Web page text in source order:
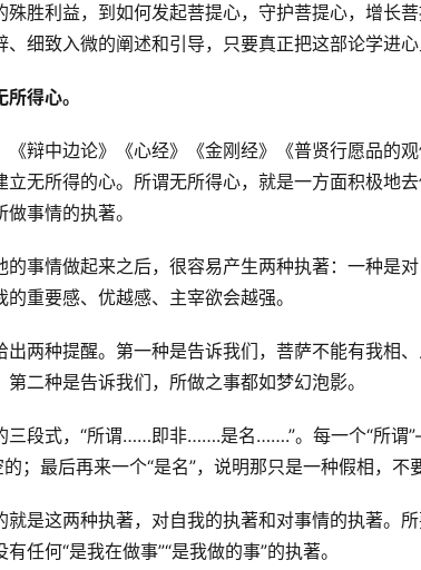
殊胜利益，到如何发起菩提心，守护菩提心，增长
细致入微的阐述和引导，只要真正把这部论学进心
得心。
《辩中边论》《心经》《金刚经》《普贤行愿品的
立无所得的心。所谓无所得心，就是一方面积极地
事情的执著。
的事情做起来之后，很容易产生两种执著：一种是
重要感、优越感、主宰欲会越强。
出两种提醒。第一种是告诉我们，菩萨不能有我相
二种是告诉我们，所做之事都如梦幻泡影。
三段式，“所谓……即非…….是名…….”。每一个“所
；最后再来一个“是名”，说明那只是一种假相，不
就是这两种执著，对自我的执著和对事情的执著。
任何“是我在做事”“是我做的事”的执著。